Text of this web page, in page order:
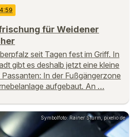
für Weidener
seit Tagen fest im Griff. In
gibt es deshalb jetzt eine kleine
In der Fußgängerzone
aufgebaut. An …
Symbolfoto: Rainer Sturm, pixelio.de